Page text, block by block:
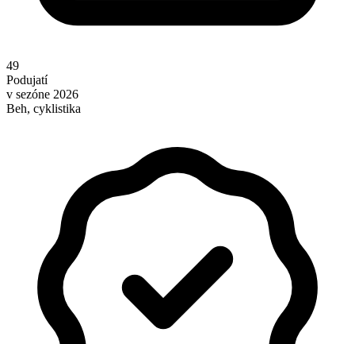
49
Podujatí
v sezóne 2026
Beh, cyklistika